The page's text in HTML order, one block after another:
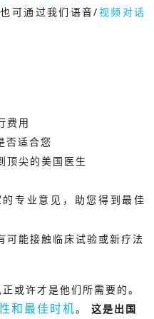
可通过我们语音/视频对话
费用
否适合您
顶尖的美国医生
的专业意见，助您得到最佳
可能接触临床试验或新疗法
或许才是他们所需要的。
和最佳时机。
这是出国